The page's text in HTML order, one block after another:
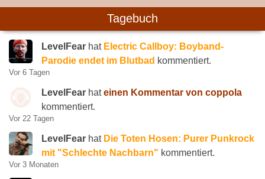
Tagebuch
LevelFear hat Electric Callboy: Boyband-
Parodie endet im Blutbad kommentiert.
Vor 6 Tagen
LevelFear hateinen Kommentar von coppola
kommentiert.
Vor 22 Tagen
LevelFear hat Die Toten Hosen: Purer Punkrock
mit "Schlechte Nachbarn" kommentiert.
Vor 3 Monaten